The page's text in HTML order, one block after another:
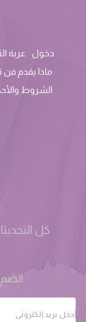
دخول عربة
ماذا يقدم فن
الشروط
كل